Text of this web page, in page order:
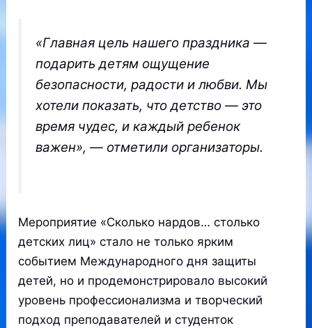
«Главная цель нашего праздника —
подарить детям ощущение
безопасности, радости и любви. Мы
хотели показать, что детство — это
время чудес, и каждый ребенок
важен», — отметили организаторы.
Мероприятие «Сколько нардов… столько
детских лиц» стало не только ярким
событием Международного дня защиты
детей, но и продемонстрировало высокий
уровень профессионализма и творческий
подход преподавателей и студенток